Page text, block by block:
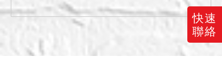
快速
聯絡
在場人陳俊宏表示：增 建頂
樓6樓平常無人居住使用，僅
債務人返家時才會居住使用
等語，拍定後5樓頂增建(即6
樓)亦點交。